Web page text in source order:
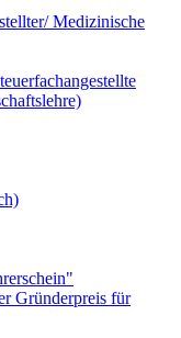
Medizinische
Gründerpreis für